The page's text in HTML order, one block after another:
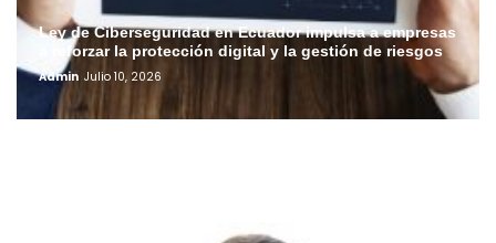
Ley de Ciberseguridad en Ecuador impulsa a empresas
a reforzar la protección digital y la gestión de riesgos
Admin Julio 10, 2026